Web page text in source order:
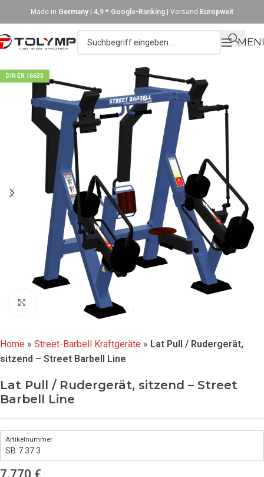
Made in Germany 4,9 * Google-Ranking | Versand Europweit
DIN EN 16630
Click to enlarge
Home » Street-Barbell Kraftgeräte » Lat Pull / Rudergerät,
sitzend – Street Barbell Line
Lat Pull / Rudergerät, sitzend – Street
Barbell Line
SB 7.37.3
7.770 €